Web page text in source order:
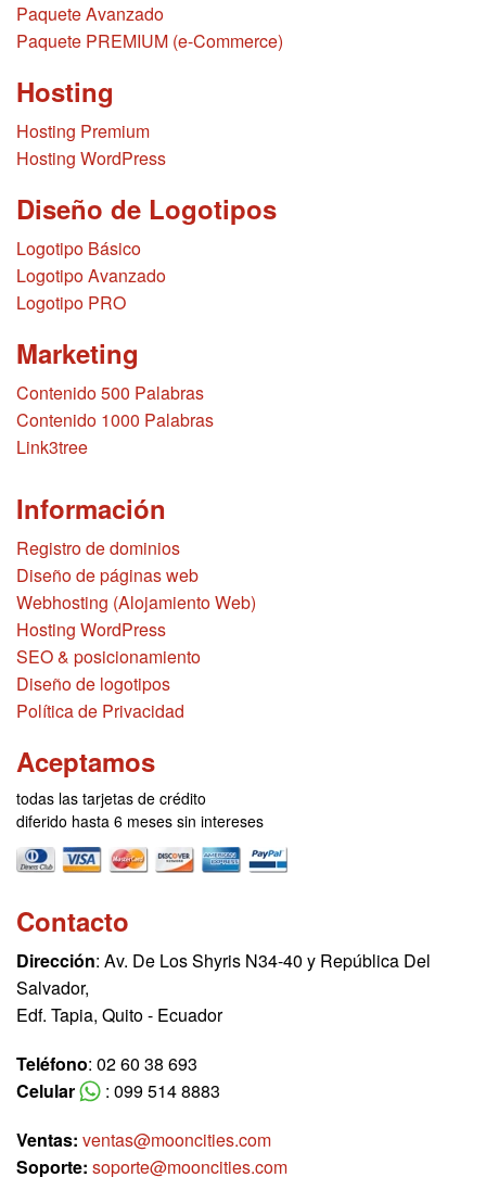
Paquete Avanzado
Paquete PREMIUM (e-Commerce)
Hosting
Hosting Premium
Hosting WordPress
Diseño de Logotipos
Logotipo Básico
Logotipo Avanzado
Logotipo PRO
Marketing
Contenido 500 Palabras
Contenido 1000 Palabras
Link3tree
Información
Registro de dominios
Diseño de páginas web
Webhosting (Alojamiento Web)
Hosting WordPress
SEO & posicionamiento
Diseño de logotipos
Política de Privacidad
Aceptamos
todas las tarjetas de crédito
diferido hasta 6 meses sin intereses
Contacto
Dirección: Av. De Los Shyris N34-40 y República Del
Salvador,
Edf. Tapia, Quito - Ecuador
Teléfono: 02 60 38 693
Celular
: 099 514 8883
Ventas: ventas@mooncities.com
Soporte: soporte@mooncities.com